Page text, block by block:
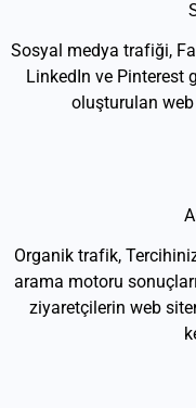
Sosyal medya trafiği,
LinkedIn ve Pinterest
oluşturulan
Organik trafik,
arama motoru
ziyaretçilerin web